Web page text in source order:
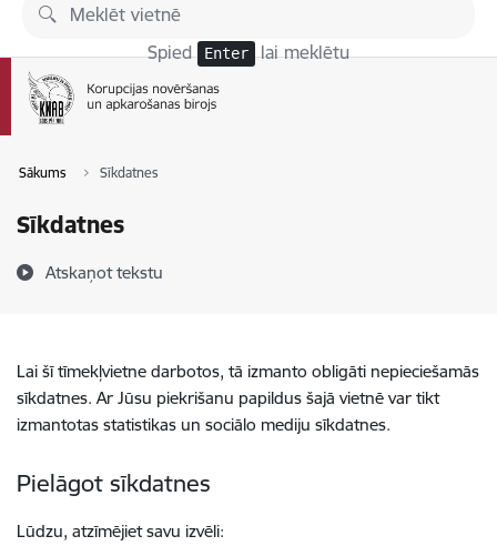
Pāriet uz lapas saturu
Spied Enter lai meklētu
Sākums Sīkdatnes
Sīkdatnes
Atskaņot tekstu
Lai šī tīmekļvietne darbotos, tā izmanto obligāti nepieciešamās
sīkdatnes. Ar Jūsu piekrišanu papildus šajā vietnē var tikt
izmantotas statistikas un sociālo mediju sīkdatnes.
Pielāgot sīkdatnes
Lūdzu, atzīmējiet savu izvēli: